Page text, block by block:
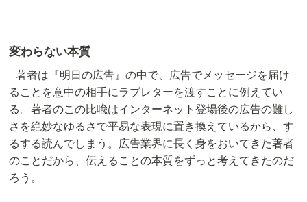
変わらない本質
著者は『明日の広告』の中で、広告でメッセージを届け
ることを意中の相手にラブレターを渡すことに例えてい
る。著者のこの比喩はインターネット登場後の広告の難し
さを絶妙なゆるさで平易な表現に置き換えているから、す
るする読んでしまう。広告業界に長く身をおいてきた著者
のことだから、伝えることの本質をずっと考えてきたのだ
ろう。